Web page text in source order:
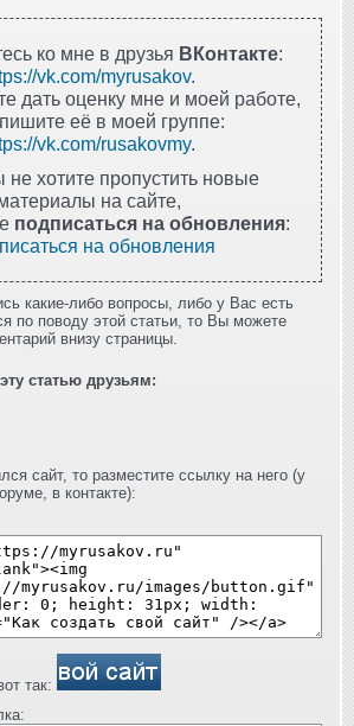
ко мне в друзья ВКонтакте:
vk.com/myrusakov.
дать оценку мне и моей работе,
её в моей группе:
vk.com/rusakovmy.
хотите пропустить новые
на сайте,
подписаться на обновления:
на обновления
какие-либо вопросы, либо у Вас есть
по поводу этой статьи, то Вы можете
внизу страницы.
статью друзьям:
сайт, то разместите ссылку на него (у
в контакте):
так: